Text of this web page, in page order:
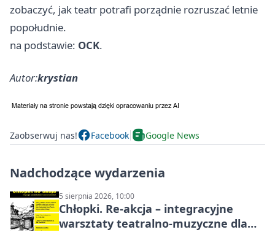
zobaczyć, jak teatr potrafi porządnie rozruszać letnie
popołudnie.
na podstawie: OCK.
Autor:krystian
Zaobserwuj nas! Facebook Google News
Nadchodzące wydarzenia
5 sierpnia 2026, 10:00
Chłopki. Re-akcja – integracyjne
warsztaty teatralno-muzyczne dla